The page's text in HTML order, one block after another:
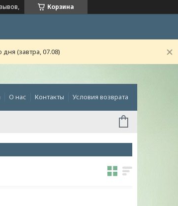
Корзина
(завтра, 07.08)
О нас Контакты Условия возврата